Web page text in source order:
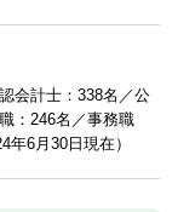
会計士：338名／公
：246名／事務職
6月30日現在）